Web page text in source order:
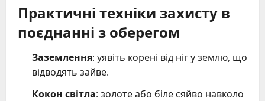
Практичні техніки захисту в
поєднанні з оберегом
Заземлення: уявіть корені від ніг у землю, що
відводять зайве.
Кокон світла: золоте або біле сяйво навколо